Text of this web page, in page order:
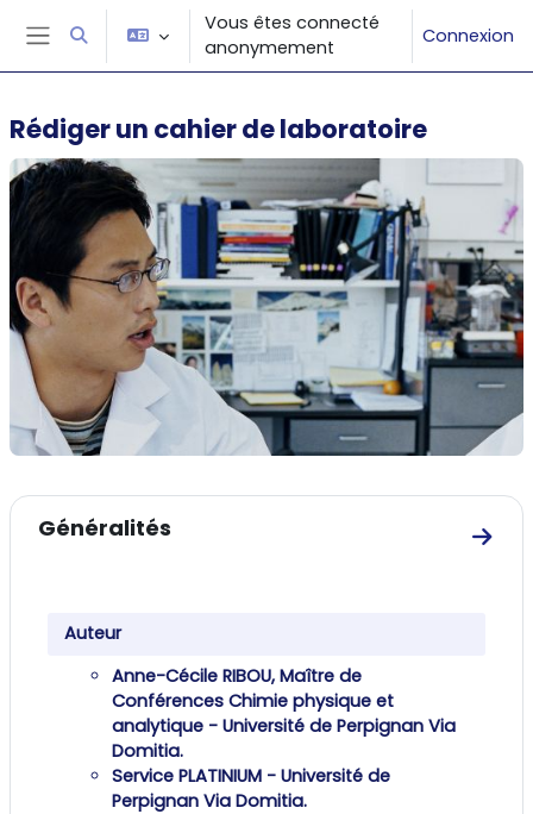
Passer au contenu principal
Panneau latéral
Activer/désactiver la saisie de recherche
Vous êtes connecté
anonymement
Connexion
Rédiger un cahier de laboratoire
Résumé de section
Généralités
Aller
Auteur
Anne-Cécile RIBOU, Maître de
Conférences Chimie physique et
analytique - Université de Perpignan Via
Domitia.
Service PLATINIUM - Université de
Perpignan Via Domitia.